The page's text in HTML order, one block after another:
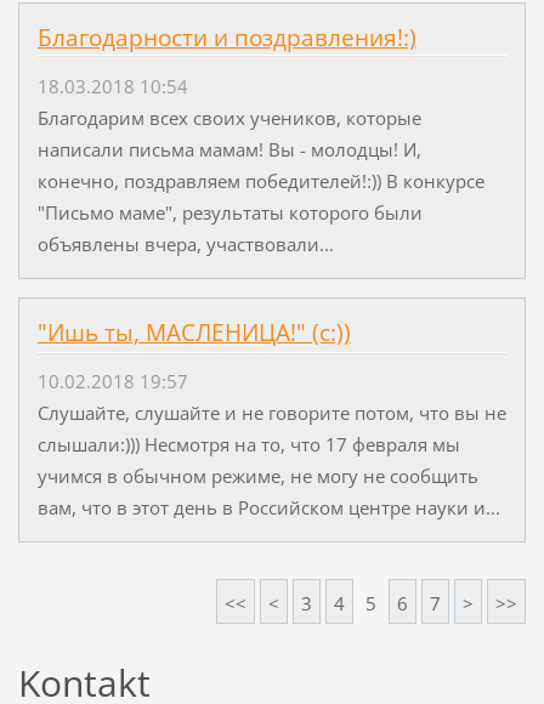
Благодарности и поздравления!:)
18.03.2018 10:54
Благодарим всех своих учеников, которые
написали письма мамам! Вы - молодцы! И,
конечно, поздравляем победителей!:)) В конкурсе
"Письмо маме", результаты которого были
объявлены вчера, участвовали...
"Ишь ты, МАСЛЕНИЦА!" (с:))
10.02.2018 19:57
Слушайте, слушайте и не говорите потом, что вы не
слышали:))) Несмотря на то, что 17 февраля мы
учимся в обычном режиме, не могу не сообщить
вам, что в этот день в Российском центре науки и...
<< < 3 4 5 6 7 > >>
Kontakt